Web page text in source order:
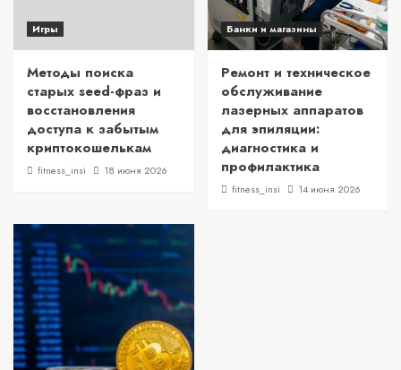
Игры
Методы поиска
старых seed-фраз и
восстановления
доступа к забытым
криптокошелькам
fitness_insi 18 июня 2026
Банки и магазины
Ремонт и техническое
обслуживание
лазерных аппаратов
для эпиляции:
диагностика и
профилактика
fitness_insi 14 июня 2026